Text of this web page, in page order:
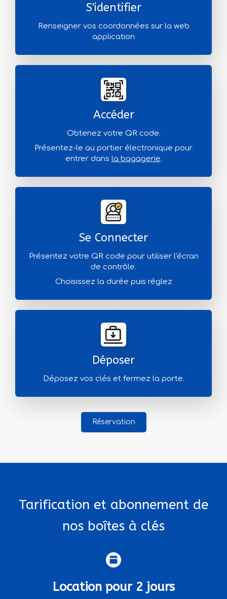
S'identifier
Renseigner vos coordonnées sur la web
application
Accéder
Obtenez votre QR code.
Présentez-le au portier électronique pour
entrer dans la bagagerie.
Se Connecter
Présentez votre QR code pour utiliser l'écran
de contrôle.
Choisissez la durée puis réglez
Déposer
Déposez vos clés et fermez la porte.
Réservation
Tarification et abonnement de
nos boîtes à clés
Location pour 2 jours